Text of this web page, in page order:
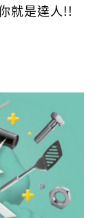
就是達人!!